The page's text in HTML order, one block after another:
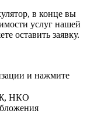
в конце вы
услуг нашей
оставить заявку.
и нажмите
НКО